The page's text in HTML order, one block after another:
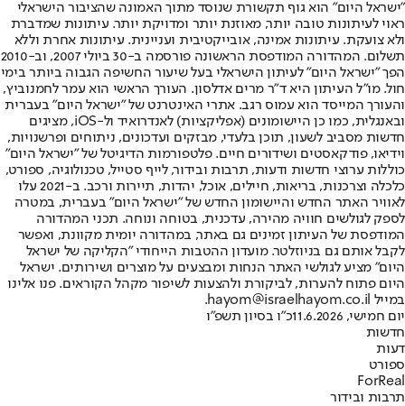
"ישראל היום" הוא גוף תקשורת שנוסד מתוך האמונה שהציבור הישראלי
ראוי לעיתונות טובה יותר, מאוזנת יותר ומדויקת יותר. עיתונות שמדברת
ולא צועקת. עיתונות אמינה, אובייקטיבית ועניינית. עיתונות אחרת וללא
תשלום. המהדורה המודפסת הראשונה פורסמה ב-30 ביולי 2007, וב-2010
הפך "ישראל היום" לעיתון הישראלי בעל שיעור החשיפה הגבוה ביותר בימי
חול. מו"ל העיתון היא ד"ר מרים אדלסון. העורך הראשי הוא עמר לחמנוביץ,
והעורך המייסד הוא עמוס רגב. אתרי האינטרנט של "ישראל היום" בעברית
ובאנגלית, כמו כן היישומונים (אפליקציות) לאנדרואיד ול-iOS, מציגים
חדשות מסביב לשעון, תוכן בלעדי, מבזקים ועדכונים, ניתוחים ופרשנויות,
וידיאו, פודקאסטים ושידורים חיים. פלטפורמות הדיגיטל של "ישראל היום"
כוללות ערוצי חדשות ודעות, תרבות ובידור, לייף סטייל, טכנולוגיה, ספורט,
כלכלה וצרכנות, בריאות, חיילים, אוכל, יהדות, תיירות ורכב. ב-2021 עלו
לאוויר האתר החדש והיישומון החדש של "ישראל היום" בעברית, במטרה
לספק לגולשים חוויה מהירה, עדכנית, בטוחה ונוחה. תכני המהדורה
המודפסת של העיתון זמינים גם באתר, במהדורה יומית מקוונת, ואפשר
לקבל אותם גם בניוזלטר. מועדון ההטבות הייחודי "הקליקה של ישראל
היום" מציע לגולשי האתר הנחות ומבצעים על מוצרים ושירותים. ישראל
היום פתוח להערות, לביקורת ולהצעות לשיפור מקהל הקוראים. פנו אלינו
במייל hayom@israelhayom.co.il.
יום חמישי, 11.6.2026
כ"ו בסיון תשפ"ו
חדשות
דעות
ספורט
ForReal
תרבות ובידור